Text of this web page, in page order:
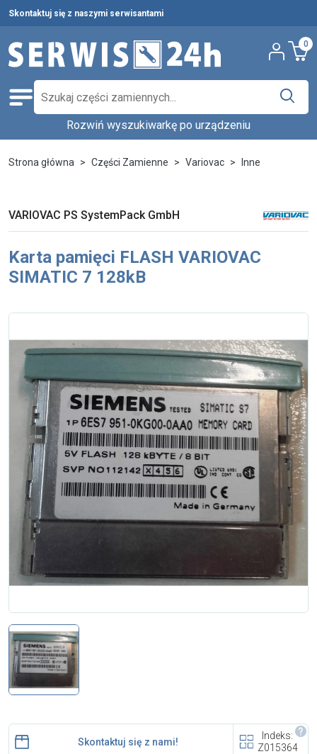
Skontaktuj się z naszymi serwisantami
0
Części zamienne
Pełna oferta
Ostatnie sztuki
Serwis urządzeń
Status naprawy
Doradztwo
technologiczne
Producenci
Najpopularniejsi
Dowiedz się więcej
Aktualności i porady
Płatności i dostawa
O nas
Polityka prywatności
i cookies
Skontaktuj się z nami
Polecany artykuł
aby znaleźć części w katalogu.
Wybierz model... Wyszukaj
Rozwiń wyszukiwarkę po urządzeniu
Strona główna Części Zamienne Variovac Inne
VARIOVAC PS SystemPack GmbH
Karta pamięci FLASH VARIOVAC
SIMATIC 7 128kB
Skontaktuj się z nami!
Indeks:
Z015364